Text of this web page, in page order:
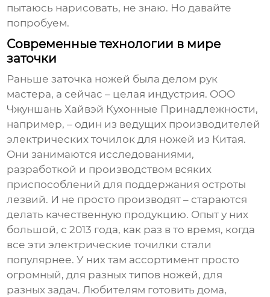
пытаюсь нарисовать, не знаю. Но давайте
попробуем.
Современные технологии в мире
заточки
Раньше заточка ножей была делом рук
мастера, а сейчас – целая индустрия. ООО
Чжуншань Хайвэй Кухонные Принадлежности,
например, – один из ведущих производителей
электрических точилок для ножей из Китая.
Они занимаются исследованиями,
разработкой и производством всяких
приспособлений для поддержания остроты
лезвий. И не просто производят – стараются
делать качественную продукцию. Опыт у них
большой, с 2013 года, как раз в то время, когда
все эти электрические точилки стали
популярнее. У них там ассортимент просто
огромный, для разных типов ножей, для
разных задач. Любителям готовить дома,